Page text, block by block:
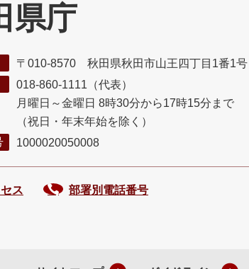
県庁
〒010-8570 秋田県秋田市山王四丁目1番1号
018-860-1111（代表）
月曜日～金曜日 8時30分から17時15分まで
（祝日・年末年始を除く）
1000020050008
ス 部署別電話番号